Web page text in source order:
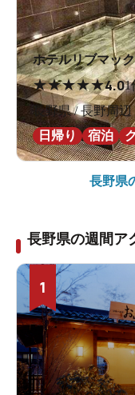
ホテルリブマッ
★★★★★4.01
長野県 / 長野周
日帰り
宿泊
長野県
長野県の週間ア
1